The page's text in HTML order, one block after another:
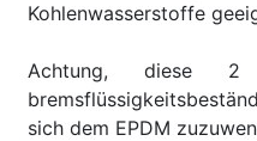
Kohlenwasserstoffe
Achtung, diese 2
sich dem EPDM